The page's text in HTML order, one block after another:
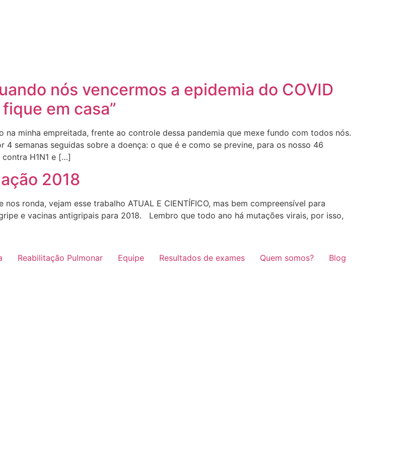
nós vencermos a epidemia do COVID
em casa”
minha empreitada, frente ao controle dessa pandemia que mexe fundo com todos nós.
semanas seguidas sobre a doença: o que é e como se previne, para os nosso 46
H1N1 e […]
2018
ronda, vejam esse trabalho ATUAL E CIENTÍFICO, mas bem compreensível para
e vacinas antigripais para 2018. Lembro que todo ano há mutações virais, por isso,
Reabilitação Pulmonar Equipe Resultados de exames Quem somos? Blog